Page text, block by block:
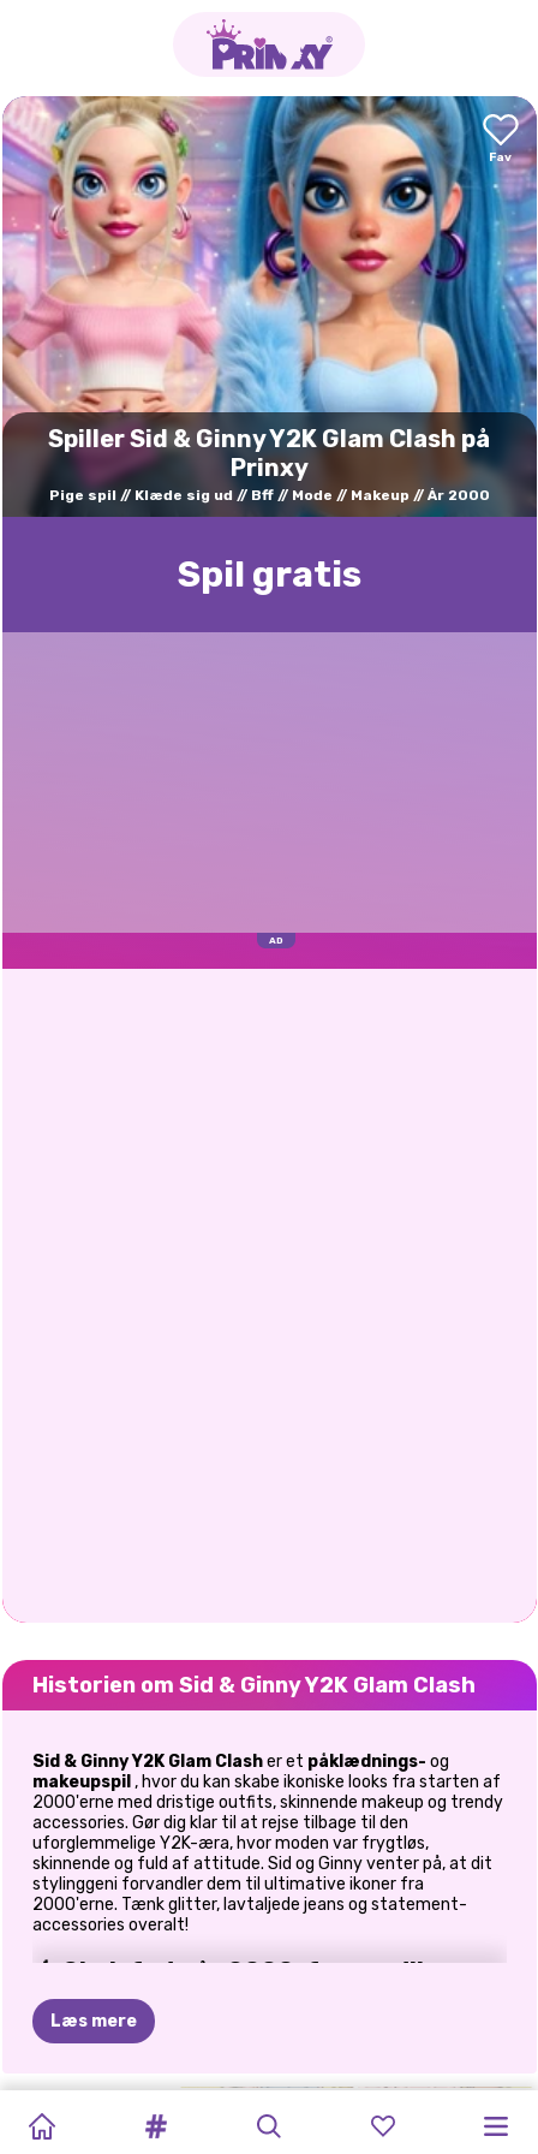
Spiller Sid & Ginny Y2K Glam Clash på
Prinxy
Pige spil Klæde sig ud Bff Mode Makeup År 2000
Spil gratis
Historien om Sid & Ginny Y2K Glam Clash
Sid & Ginny Y2K Glam Clasher et påklædnings- og
makeupspil , hvor du kan skabe ikoniske looks fra starten af
2000'erne med dristige outfits, skinnende makeup og trendy
accessories. Gør dig klar til at rejse tilbage til den
uforglemmelige Y2K-æra, hvor moden var frygtløs,
skinnende og fuld af attitude. Sid og Ginny venter på, at dit
stylinggeni forvandler dem til ultimative ikoner fra
2000'erne. Tænk glitter, lavtaljede jeans og statement-
accessories overalt!
💄 Skab fede år 2000-forvandlinger
Træd ind i glamourzonen og løsn din indre stylist.
looks
Bland glimmer med attitude for den ægte Y2K-
stemning
Læs mere
KVINDE:
UDKLÆDNINGSSPIL
UDKLÆDNINGSSPIL
GROOVY
RETRO
RETRO
ARCADE
ROSIES
MODEUGE
RETRO
GAMERS